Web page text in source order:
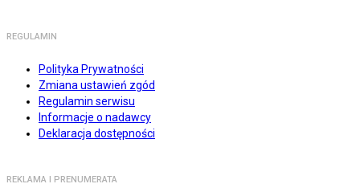
REGULAMIN
Polityka Prywatności
Zmiana ustawień zgód
Regulamin serwisu
Informacje o nadawcy
Deklaracja dostępności
REKLAMA I PRENUMERATA